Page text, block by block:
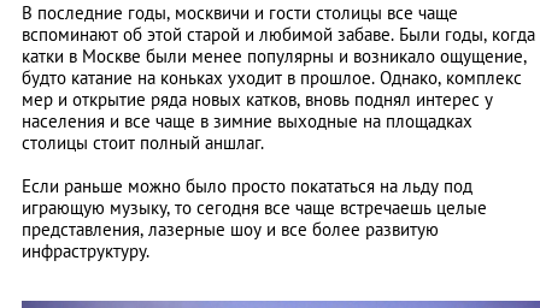
В последние годы, москвичи и гости столицы все чаще
вспоминают об этой старой и любимой забаве. Были годы, когда
катки в Москве были менее популярны и возникало ощущение,
будто катание на коньках уходит в прошлое. Однако, комплекс
мер и открытие ряда новых катков, вновь поднял интерес у
населения и все чаще в зимние выходные на площадках
столицы стоит полный аншлаг.
Если раньше можно было просто покататься на льду под
играющую музыку, то сегодня все чаще встречаешь целые
представления, лазерные шоу и все более развитую
инфраструктуру.